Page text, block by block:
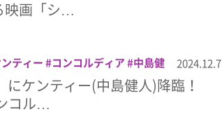
映画「シ…
ティー コンコルディア
中島健
ン2024
2024.12.7
にケンティー(中島健人)降臨！
コル…